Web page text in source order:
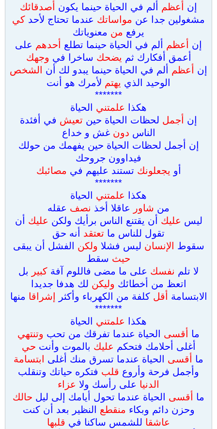
إن
أعظم ألم في الحياة حينما يكون أصدقائك
مشغولين جدا عن مواساتك عندما تحتاج لأحد كي
يرفع من معنوياتك
إن
أعظم ألم في الحياة حينما تطلع أحدهم على
أعمق أفكارك ثم يضحك ساخرا في وجهك
إن أعظم ألم في الحياة حينما يبدو لك أن
الشخص
الوحيد الذي يهتم لأمرك هو أنت
*******
هكذا علمتني الحياة
إن
أجمل لحظات الحياة حين تعيش في أفئدة
الناس دون غش و خداع
إن أجمل لحظات الحياة حين يفهمك من حولك
فيداوون جروحك
أو يجعلونك تستند عليهم في مصائبك
*******
هكذا علمتني الحياة
من شاور عاقلا أخذ نصف عقله
ليس عليك أن يقتنع الناس برأيك ولكن عليك أن
تقول للناس ما تعتقد أنه حق
سقوط
الإنسان ليس فشلا ولكن الفشل أن يبقى
حيث سقط
لا تلم نفسك على ما مضى فاللوم آفة كبير
بل
اتعظ من أخطائك وليكن لك هدفا جديدا
الابتسامة
أقل كلفة من الكهرباء وأكثر إشراقا منها
*******
هكذا علمتني الحياة
ما
أقسى الحياة عندما تفرقك من تحب وتنتهي
أغلى أحلامك فتحكم عليك بالموت وأنت حي
ما
أقسى الحياة عندما تسرق منك أغلى ابتسامة
وأجمل فرحة وأروع قلب فتكره حياتك وتنقلب
الدنيا على رأسك ولا عزاء
ما
أقسى الحياة عندما تحول أيامك إلى ليل حالك
وحزن دائم وبكاء منقطع النظير بعد أن كنت
عاشقا للشمس ساكنا في قلبها